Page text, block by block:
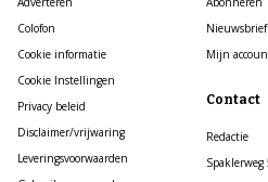
Colofon
Cookie informatie
Cookie Instellingen
Privacy beleid
Disclaimer/vrijwaring
Leveringsvoorwaarden
Nieuwsbrief
Mijn
Contact
Redactie
Spaklerweg